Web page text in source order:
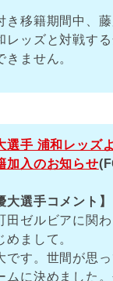
き移籍期間中、
レッズと対戦す
きません。
選手 浦和レッズ
加入のお知らせ
大選手コメント】
田ゼルビアに関
めまして。
です。世間が思
ムに決めました